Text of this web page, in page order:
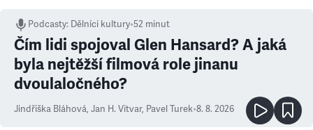
Podcasty: Dělníci kultury•52 minut
Čím lidi spojoval Glen Hansard? A jaká
byla nejtěžší filmová role jinanu
dvoulaločného?
Jindřiška Bláhová, Jan H. Vitvar, Pavel Turek•8. 8. 2026